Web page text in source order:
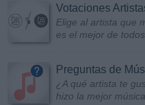
Votaciones
Elige al artista que
es el mejor de todos
Preguntas de
¿A qué artista te
hizo la mejor